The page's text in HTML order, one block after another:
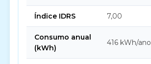
Índice IDRS 7,00
Consumo anual
(kWh)
416 kWh/ano